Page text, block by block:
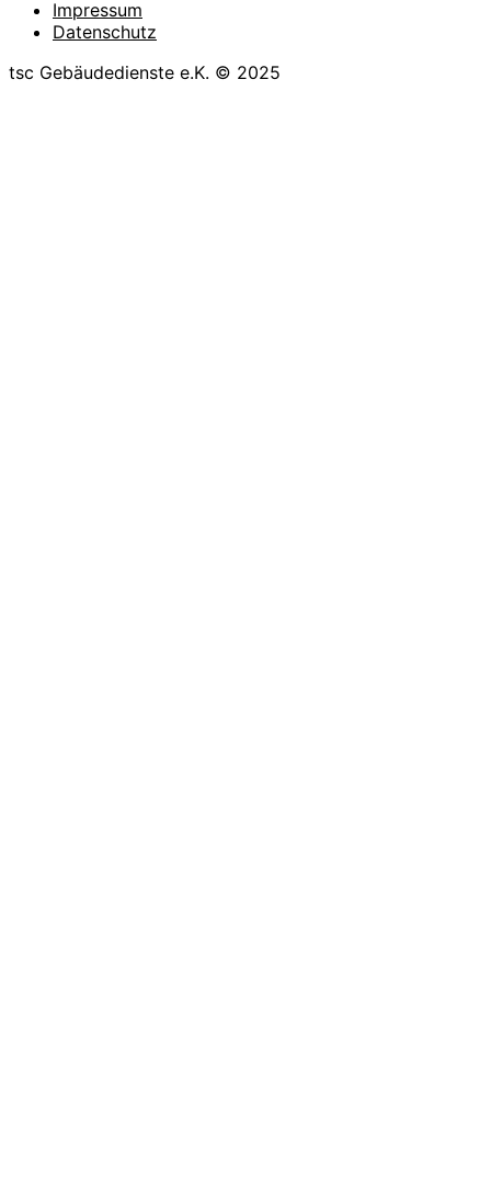
Impressum
Datenschutz
tsc Gebäudedienste e.K. © 2025